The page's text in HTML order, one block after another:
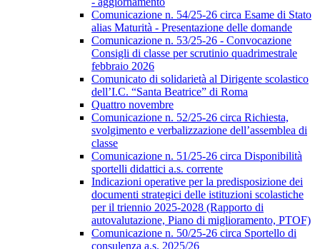
Comunicazione n. 54/25-26 circa Esame di Stato
alias Maturità - Presentazione delle domande
Comunicazione n. 53/25-26 - Convocazione
Consigli di classe per scrutinio quadrimestrale
febbraio 2026
Comunicato di solidarietà al Dirigente scolastico
dell’I.C. “Santa Beatrice” di Roma
Quattro novembre
Comunicazione n. 52/25-26 circa Richiesta,
svolgimento e verbalizzazione dell’assemblea di
classe
Comunicazione n. 51/25-26 circa Disponibilità
sportelli didattici a.s. corrente
Indicazioni operative per la predisposizione dei
documenti strategici delle istituzioni scolastiche
per il triennio 2025-2028 (Rapporto di
autovalutazione, Piano di miglioramento, PTOF)
Comunicazione n. 50/25-26 circa Sportello di
consulenza a.s. 2025/26